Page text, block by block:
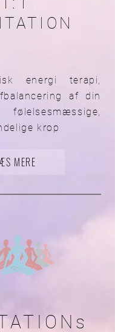
energi terapi,
af din
krop
MERE
ATIONs